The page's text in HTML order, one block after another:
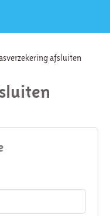
afsluiten